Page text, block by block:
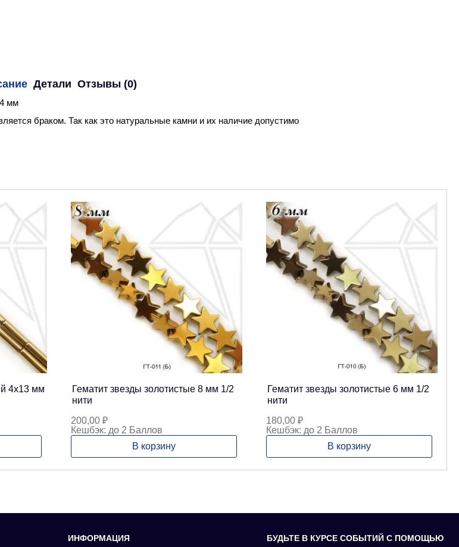
Детали Отзывы (0)
мм
браком. Так как это натуральные камни и их наличие допустимо
4х13 мм
Гематит звезды золотистые 8 мм 1/2
нити
200,00 ₽
Кешбэк: до 2 Баллов
В корзину
Гематит звезды золотистые 6 мм 1/2
нити
180,00 ₽
Кешбэк: до 2 Баллов
В корзину
ИНФОРМАЦИЯ БУДЬТЕ В КУРСЕ СОБЫТИЙ С ПОМОЩЬЮ